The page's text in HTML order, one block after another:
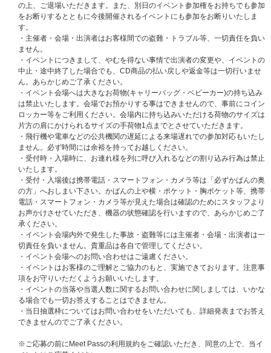
初回生産分封入特典：応募抽選特典（シリアルナンバー）
【通常盤】
初回生産分封入特典
・メンバー別トレカ（通常盤限定絵柄 / 未公開カット全8種よりランダム1枚
封入）
・応募抽選特典（シリアルナンバー）
【ATEEZ JAPAN 5TH SINGLEシリアルナンバー特典 概要】 （※2026/7/3
更新）
【A】ATEEZ JAPAN 5TH SINGLE発売記念オフラインイベント 第二弾 内
容・当選人数
★2026年9月5日（土）大阪市内
★2026年10月2日（金）東京都内
★2026年10月3日（土）東京都内
※第一弾オフラインイベントと同日・同会場での実施となります。
※大阪会場は、前半メンバー：SEONGHWA・YEOSANG・SAN・WOOYO
UNG、後半メンバー：HONGJOONG・YUNHO・MINGI・JONGHOにわか
れての実施となります。
② 【ATEEZ JAPAN OFFICIAL FANCLUB会員限定】
会
[当選人数] 東京・大阪共通：各日程60名、合計180名
③メンバー別サイン会（※希望メンバー選択可）
[当選人数] 東京・大阪共通：各日程400名（各日程：各メンバー50名）、合
計1,200名
④メンバー別グッドタッチ会（※希望メンバー選択不可・撮影OK！）
[当選人数] 東京・大阪共通：各日程960名（各日程：各メンバー120名）、
合計2,880名
⑤団体ハートタッチ会（撮影OK！）
⑥ 【ATEEZ JAPAN OFFICIAL FANCLUB会員限定】ATINY公式パパラッチ会
の上、ご退場いただきます。また、別日のイベント参加権をお持ちでも参加
をお断りするとともに今後開催されるイベントにも参加をお断りいたしま
す。
・主催者・会場・出演者はお客様間での盗難・トラブル等、一切責任を負い
ません。
・イベントにつきまして、やむを得ない事情で出演者の変更や、イベントの
中止・途中終了した場合でも、CD商品の払い戻しや返金等は一切行いませ
ん。あらかじめご了承ください。
・イベント会場へは大きなお荷物(キャリーバッグ・ベビーカー)の持ち込み
は禁止いたします。会場でお預かりする事はできませんので、事前にコイン
ロッカー等をご利用ください。会場内に持ち込みいただける荷物のサイズは
片方の肩にかけられるサイズの手荷物1点までとさせていただきます。
・飛行機や電車などの公共機関の遅延による来場遅れでの参加対応もいたし
ません。必ず時間には余裕を持ってお越しください。
・受付時・入場時に、お連れ様を列に呼び入れるなどの割り込み行為は禁止
いたします。
・受付・入場後は携帯電話・スマートフォン・カメラ等は「必ずかばんの奥
の方」へおしまい下さい。かばんの上や横・ポケット・胸ポケット等、携帯
電話・スマートフォン・カメラ等が見えた場合は確認のためにスタッフより
お声かけさせていただき、機器の状態確認を行いますので、あらかじめご了
承ください。
・イベント会場内外で発生した事故・盗難等には主催者・会場・出演者は一
切責任を負いません。貴重品は各自で管理してください。
・イベント会場へのお問い合わせはご遠慮ください。
・イベントはお客様のご理解とご協力のもと、実施できております。注意事
項をお守りいただくようお願いいたします。
・イベントの当落や当選人数に関するお問い合わせに関しましては、いかな
る場合でも一切お答えすることはできません。
・当日抽選枠についてはお問い合わせをいただいても、詳細発表までお答え
できませんのでご了承ください。
※ご応募の前にMeet Passの利用規約をご確認いただき、同意の上で、当イ